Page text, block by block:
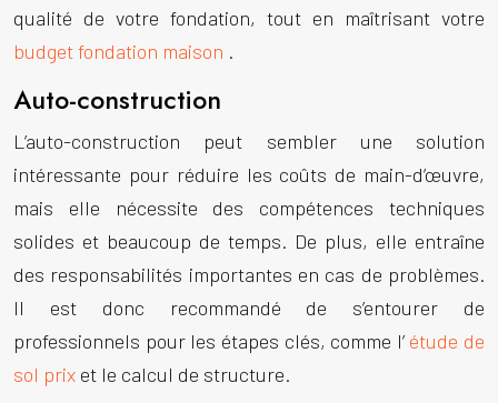
qualité de votre fondation, tout en maîtrisant votre
budget fondation maison .
Auto-construction
L’auto-construction peut sembler une solution
intéressante pour réduire les coûts de main-d’œuvre,
mais elle nécessite des compétences techniques
solides et beaucoup de temps. De plus, elle entraîne
des responsabilités importantes en cas de problèmes.
Il est donc recommandé de s’entourer de
professionnels pour les étapes clés, comme l’ étude de
sol prix et le calcul de structure.